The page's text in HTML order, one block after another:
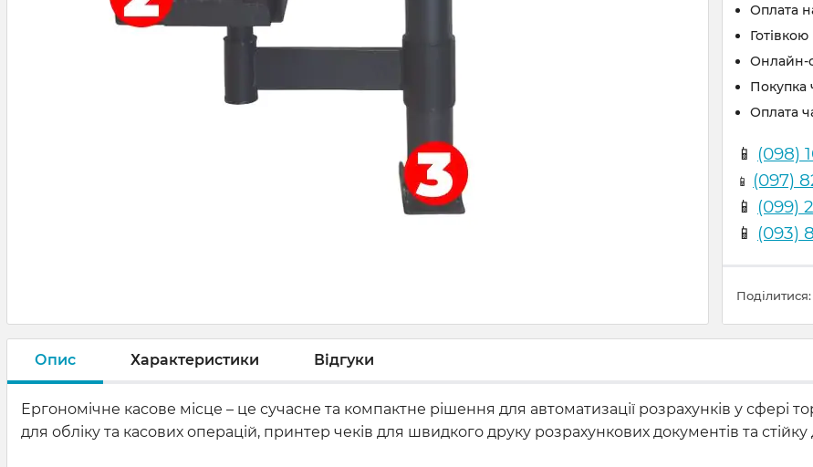
Оплата
Онлайн-
Покупка
Оплата
📱 (098)
📱
(097)
📱 (099)
📱 (093)
Поділитися:
Опис Характеристики Відгуки
Ергономічне касове місце – це сучасне та компактне рішення для автоматизації розрахунків у сфері
для обліку та касових операцій, принтер чеків для швидкого друку розрахункових документів та